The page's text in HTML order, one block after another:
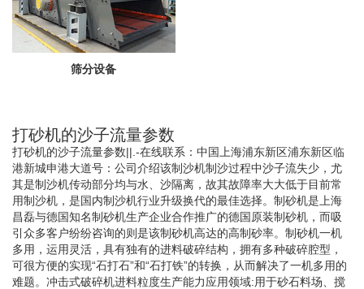
筛分设备
打砂机的沙子流量参数
打砂机的沙子流量参数||.-在线联系：中国上海浦东新区浦东新区临
港新城申港大道号：公司介绍该制沙机制沙过程中沙子流失少，尤
其是制沙机传动部分均与水、沙隔离，故其故障率大大低于目前常
用制沙机，是国内制沙机行业升级换代的最佳选择。制砂机是上海
昌磊与德国知名制砂机生产企业合作推广的德国原装制砂机，而吸
引众多客户纷纷咨询的则是该制砂机高达的高制砂率。制砂机一机
多用，运用灵活，具有独有的进料破碎结构，拥有多种破碎腔型，
可很方便的实现“石打石”和“石打铁”的转换，从而解决了一机多用的
难题。冲击式破碎机进料粒度生产能力应用领域:用于砂石料场、搅